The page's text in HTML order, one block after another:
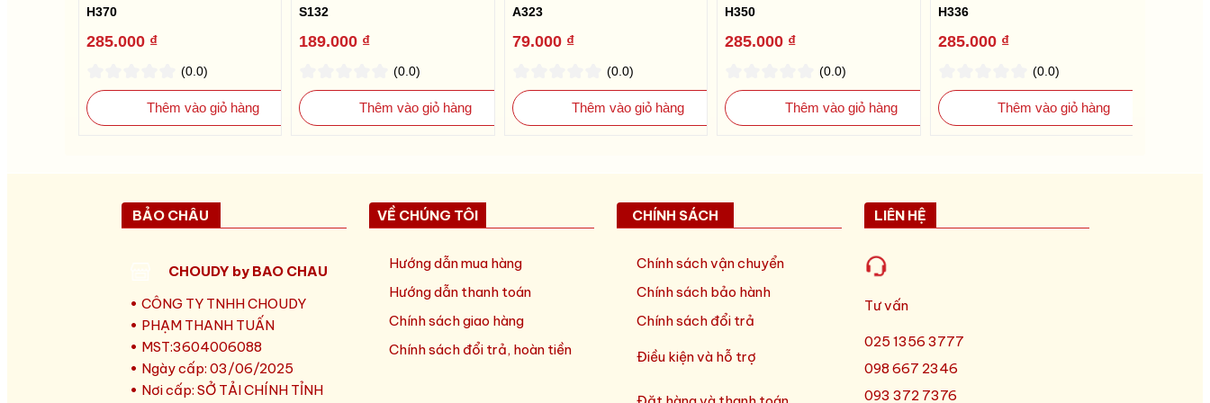
H370
285.000 ₫
(0.0)
Thêm vào giỏ hàng
S132
189.000 ₫
(0.0)
Thêm vào giỏ hàng
A323
79.000 ₫
(0.0)
Thêm vào giỏ hàng
H350
285.000 ₫
(0.0)
Thêm vào giỏ hàng
H336
285.000 ₫
(0.0)
Thêm vào giỏ hàng
Hướng dẫn mua hàng
Hướng dẫn thanh toán
Chính sách giao hàng
Chính sách đổi trả, hoàn tiền
BẢO CHÂU
CHOUDY by BAO CHAU
CÔNG TY TNHH CHOUDY
PHẠM THANH TUẤN
MST:3604006088
Ngày cấp: 03/06/2025
Nơi cấp: SỞ TẢI CHÍNH TỈNH
VỀ CHÚNG TÔI LIÊN HỆ
Tư vấn
093 372 7376
098 667 2346
025 1356 3777
CHÍNH SÁCH
Chính sách vận chuyển
Chính sách bảo hành
Chính sách đổi trả
Điều kiện và hỗ trợ